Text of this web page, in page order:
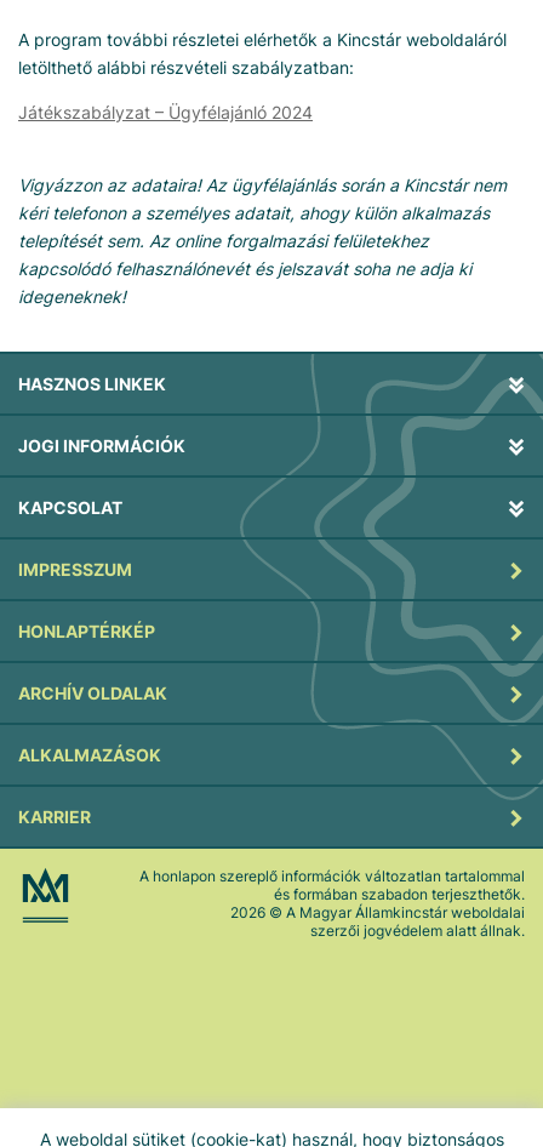
A weboldal sütiket (cookie-kat) használ, hogy biztonságos
A program további részletei elérhetők a Kincstár weboldaláról
letölthető alábbi részvételi szabályzatban:
Játékszabályzat – Ügyfélajánló 2024
Vigyázzon az adataira! Az ügyfélajánlás során a Kincstár nem
kéri telefonon a személyes adatait, ahogy külön alkalmazás
telepítését sem. Az online forgalmazási felületekhez
kapcsolódó felhasználónevét és jelszavát soha ne adja ki
idegeneknek!
HASZNOS LINKEK
JOGI INFORMÁCIÓK
KAPCSOLAT
IMPRESSZUM
HONLAPTÉRKÉP
ARCHÍV OLDALAK
ALKALMAZÁSOK
KARRIER
A honlapon szereplő információk változatlan tartalommal
és formában szabadon terjeszthetők.
2026 © A Magyar Államkincstár weboldalai
szerzői jogvédelem alatt állnak.